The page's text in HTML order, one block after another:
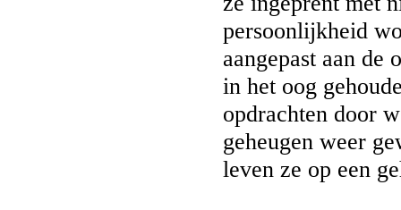
persoonlijkheid
aangepast aan de
in het oog
opdrachten door
geheugen weer
leven ze op een